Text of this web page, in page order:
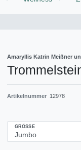
Amaryllis Katrin Meißner
Artikelnummer 12978
GRÖSSE